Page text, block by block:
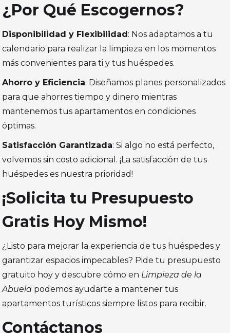
¿Por Qué Escogernos?
Disponibilidad y Flexibilidad : Nos adaptamos a tu
calendario para realizar la limpieza en los momentos
más convenientes para ti y tus huéspedes.
Ahorro y Eficiencia: Diseñamos planes personalizados
para que ahorres tiempo y dinero mientras
mantenemos tus apartamentos en condiciones
óptimas.
Satisfacción Garantizada: Si algo no está perfecto,
volvemos sin costo adicional. ¡La satisfacción de tus
huéspedes es nuestra prioridad!
¡Solicita tu Presupuesto
Gratis Hoy Mismo!
¿Listo para mejorar la experiencia de tus huéspedes y
garantizar espacios impecables? Pide tu presupuesto
gratuito hoy y descubre cómo en Limpieza de la
Abuela podemos ayudarte a mantener tus
apartamentos turísticos siempre listos para recibir.
Contáctanos